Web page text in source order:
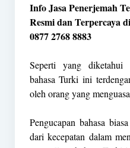
Info Jasa Penerjemah
Resmi dan Terpercaya
0877 2768 8883
Seperti yang diketahui
bahasa Turki ini
oleh orang yang
Pengucapan bahasa
dari kecepatan dalam